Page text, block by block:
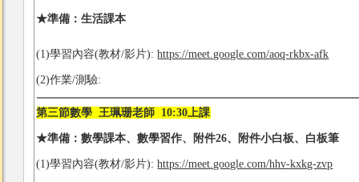
★準備：生活課本
(1)學習內容(教材/影片):https://meet.google.com/aoq-rkbx-afk
(2)作業/測驗:
第三節數學 王珮珊老師 10:30上課
★準備：數學課本、數學習作、附件26、附件小白板、白板筆
(1)學習內容(教材/影片):https://meet.google.com/hhv-kxkg-zvp